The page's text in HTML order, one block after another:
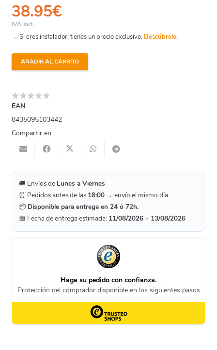
38.95€
IVA Incl.
→ Si eres instalador, tienes un precio exclusivo. Descúbrelo.
Pintura
Blanca
4Kgs
cantidad
AÑADIR AL CARRITO
EAN
8435095103442
Compartir en
🚚 Envíos de Lunes a Viernes
⏰ Pedidos antes de las 18:00 → envío el mismo día
📦 Disponible para entrega en 24 ó 72h.
📅 Fecha de entrega estimada: 11/08/2026 – 13/08/2026